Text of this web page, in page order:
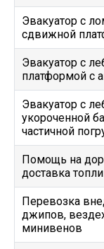
Эвакуатор c
сдвижной
Эвакуатор с
платформой с
Эвакуатор с
укороченной
частичной
Помощь на
доставка
Перевозка
джипов,
минивенов